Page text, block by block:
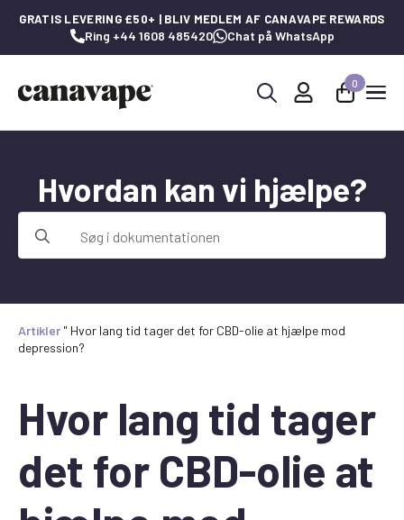
GRATIS LEVERING £50+ | BLIV MEDLEM AF CANAVAPE REWARDS
Ring +44 1608 485420 Chat på WhatsApp
0
Hvordan kan vi hjælpe?
efter:
Artikler " Hvor lang tid tager det for CBD-olie at hjælpe mod
depression?
Hvor lang tid tager
det for CBD-olie at